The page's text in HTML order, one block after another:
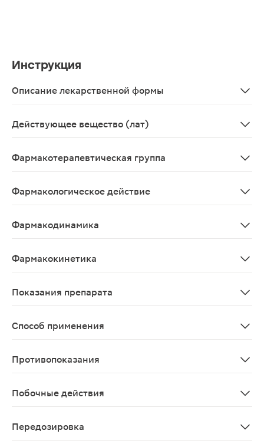
Инструкция
Описание лекарственной формы
Действующее вещество (лат)
Фармакотерапевтическая группа
Фармакологическое действие
Фармакодинамика
Фармакокинетика
Показания препарата
Способ применения
Противопоказания
Побочные действия
Передозировка